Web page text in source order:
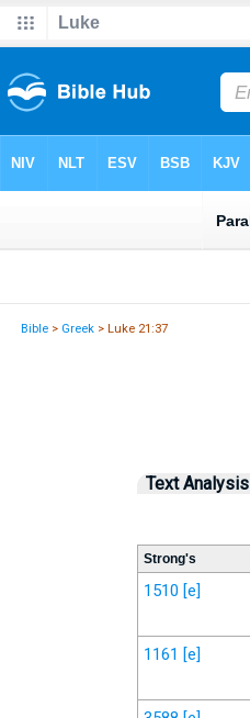
Bible > Greek > Luke 21:37
Text Analysis
Strong's
1510 [e]
1161 [e]